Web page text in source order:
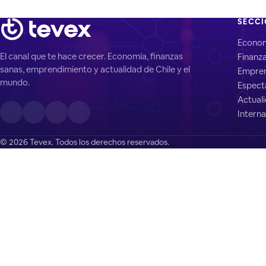
El canal que te hace crecer. Economía, finanzas
sanas, emprendimiento y actualidad de Chile y el
mundo.
© 2026 Tevex. Todos los derechos reservados.